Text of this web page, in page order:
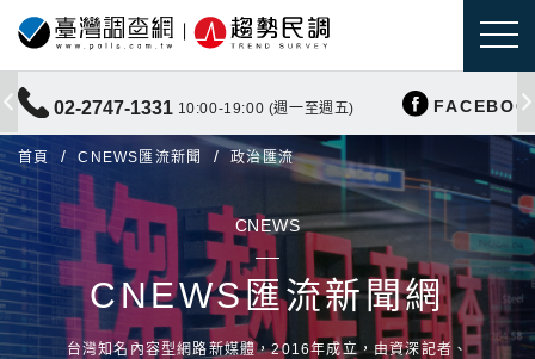
02-2747-1331 10:00-19:00 (週一至週五)
首頁 CNEWS匯流新聞 政治匯流
CNEWS
CNEWS匯流新聞網
台灣知名內容型網路新媒體，2016年成立，由資深記者、